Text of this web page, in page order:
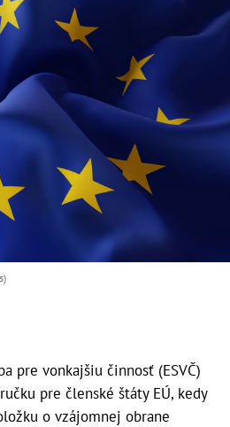
pre vonkajšiu činnosť (ESVČ)
pre členské štáty EÚ, kedy
o vzájomnej obrane